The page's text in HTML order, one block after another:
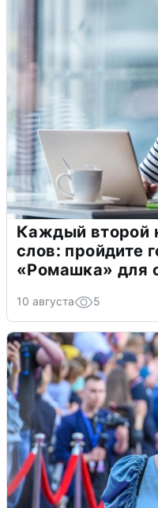
Каждый второй
слов: пройдите
«Ромашка» для
10 августа 5